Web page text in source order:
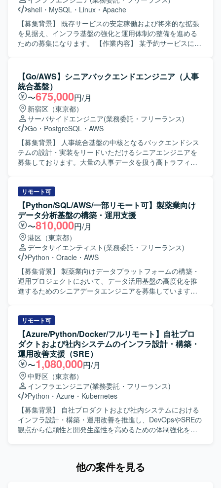
を求めております。 チームメンバーと連携しながら安定し
た基盤運用に取り組める方を求めております。 【ポジショ
ンの魅力】 マネージドクラウドおよびプライベートクラウ
ドなど、多様なインフラ基盤の設計・構築・運用に関わる
ことができる環境です。 AWSをはじめとしたクラウド基盤
Serverを中心としたサーバ環境での設計・構築・運用を行
います。 AWSを活用したクラウド基盤およびプライベート
クラウド基盤上でのサーバ運用を行います。
shell ・ MySQL ・ Linux ・ Apache
【募集背景】 既存サービスの安定稼働および将来的な拡張
を見据え、インフラ基盤の強化と運用体制の整備を進める
ための募集になります。 【作業内容】 某予約サービスにお
稼働を支えていただきます。開発チームからの依頼に基づ
き、各種ミドルウェアの設定変更やチューニングなどを行
っていただきます。 【求める人物像】 開発メンバーと直接
コミュニケーションを取りながら業務を進めることに抵抗
がない方を求めています。既存の設計にとらわれず、より
適切なアーキテクチャを主体的に提案できる方や、スキル
面で不足があっても臨機応変に動き、キャッチアップして
いける方が望ましいです。 【ポジションの魅力】 大規模な
予約サービスのインフラ基盤に携わることで、設計から構
築、監視・運用まで一連の工程を経験することができま
高められる環境です。 【開発環境】 Linux系OS上での
LAMP系ミドルウェアを中心としたインフラ環境となりま
す。シェルスクリプトによる運用ツール開発や、Gitを用い
たバージョン管理、プロビジョニングツールを利用した構
成管理などを行っていただきます。
【Go/AWS】シニアバックエンドエンジニア（人事
統合基盤）
〜675,000円/月
新宿区（東京都）
サーバサイドエンジニア(業務委託・フリーランス)
Go ・ PostgreSQL ・ AWS
【募集背景】 人事統合基盤の中核となるバックエンドシス
テムの設計・実装をリードいただけるシニアエンジニアを
募集しております。大量の人事データを扱う高トラフィッ
のバックエンドAPI設計・実装（高トラフィック・大規模デ
ータ対応）を行っていただきます。Webhookなどの到達保
証を伴う非同期連携を含むマイクロサービス間連携の設
計・実装を担当していただきます。SQSやEventBridgeなど
を用いたメッセージキュー・イベント駆動アーキテクチャ
の導入を進めていただきます。10万件規模のCSV入出力な
ど、大量データを扱う非同期Worker構成の設計・実装を行
っていただきます。AWS環境におけるECS、RDS、
ElastiCache、SQSなどを利用したインフラ構築・運用を担
当していただきます。パフォーマンスチューニングや負荷
試験の実施、社員エンジニアへのアーキテクチャ説明や技
す。アーキテクチャの意図や設計判断をわかりやすく説
明・展開できる方を歓迎いたします。トレードオフを整理
しながら現実的な意思決定ができる方や、初期フェーズか
ら長期運用を見据えた拡張性ある設計ができる方にご参画
いただきたいと考えております。 【ポジションの魅力】 高
トラフィックかつ大量データを扱う人事統合基盤の中核シ
ステムにおいて、アーキテクチャ設計から実装、運用まで
一貫して携わることができます。マイクロサービス間連携
やイベント駆動アーキテクチャなどの先進的な技術要素を
活用しながら、長期的なプロジェクトに深く関与していた
だけます。社員エンジニアへの技術展開を通じて、組織全
体の技術力向上にも影響を与えられる環境です。 【開発環
スはRDB（PostgreSQLやAurora MySQLなど）およびRedis
リモート可
【Python/SQL/AWS/一部リモート可】製薬業向け
データ分析基盤の構築・運用支援
〜810,000円/月
港区（東京都）
データサイエンティスト (業務委託・フリーランス)
Python ・ Oracle ・ AWS
【募集背景】 製薬業向けデータプラットフォームの構築・
運用プロジェクトにおいて、データ活用基盤の高度化を推
進するためのシニアデータエンジニアを募集しています。
ータパイプラインの設計・開発・最適化を担当していただ
きます。SQLを用いた大規模データ処理、データパイプラ
インの構築・運用、システム間データ連携の実現に加え、
従来型データウェアハウスとモダンデータスタック双方の
知見を活かしながら、データ活用基盤の高度化を推進して
いただきます。関係者と連携しながらデータ統合およびデ
ータ活用基盤の構築を推進していただきます。 【求める人
物像】 大規模データ処理やデータパイプライン設計に主体
的に取り組み、関係者と連携しながらデータ活用基盤の高
度化をリードしていただける方を求めています。 【ポジシ
ョンの魅力】 製薬業向けのデータ分析基盤において、従来
型データウェアハウスとモダンデータスタックを組み合わ
DBT、Fivetran、Oracle、Python、PL/SQLなどを用いたデ
リモート可
【Azure/Python/Docker/フルリモート】自社プロ
ダクトおよび社内システムのインフラ設計・構築・
運用改善支援（SRE）
〜1,080,000円/月
中野区（東京都）
インフラエンジニア(業務委託・フリーランス)
Python ・ Azure ・ Kubernetes
【募集背景】 自社プロダクトおよび社内システムにおける
インフラ設計・構築・運用改善を推進し、DevOpsやSREの
観点から信頼性と開発生産性を高めるための体制強化を行
満たしながら、開発チームが迅速かつ安全にデプロイでき
他の案件を見る